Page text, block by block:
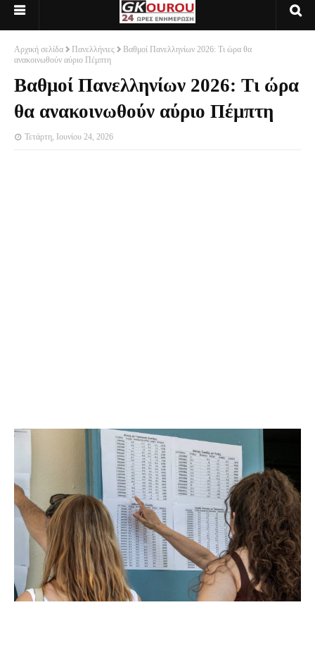
Αρχική σελίδα Πανελλήνιες
Βαθμοί Πανελληνίων 2026: Τι ώρα θα
ανακοινωθούν αύριο Πέμπτη
Βαθμοί Πανελληνίων 2026: Τι ώρα
θα ανακοινωθούν αύριο Πέμπτη
Τετάρτη, Ιουνίου 24, 2026